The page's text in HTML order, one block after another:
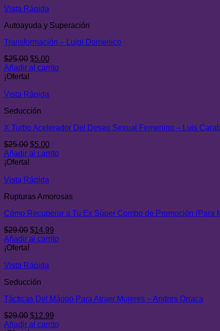
$29.00.
Vista Rápida
Autoayuda y Superación
Transformación – Luigi Domenico
$25.00 El
precio
$25.00.
$5.00El
precio
Añadir al carrito
¡Oferta!
Vista Rápida
Seducción
X Turbo Acelerador Del Deseo Sexual Femenino – Luis
$25.00 El
precio
$25.00.
$5.00El
precio
Añadir al carrito
¡Oferta!
Vista Rápida
Rupturas Amorosas
Cómo Recuperar a Tu Ex Súper Combo de Promoción (Para
$29.00 El
precio
$29.00.
$14.99
precio
Añadir al carrito
¡Oferta!
Vista Rápida
Seducción
Tácticas Del Mágoo Para Atraer Mujeres – Andres Orraca
$29.00 El
precio
$12.99
precio
Añadir al carrito